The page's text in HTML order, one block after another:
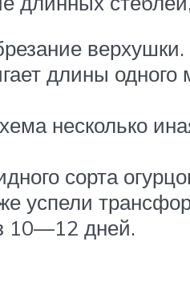
длины
несколько
сорта
успели
10—12 дней.